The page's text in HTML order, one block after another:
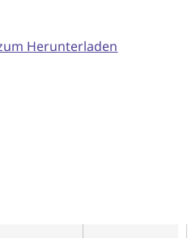
Herunterladen